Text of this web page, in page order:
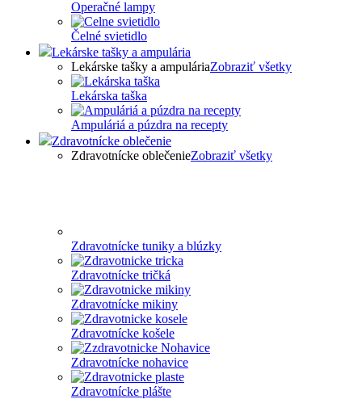
Operačné lampy
Čelné svietidlo
Lekárske tašky a ampulária
Lekárske tašky a ampuláriaZobraziť všetky
Lekárska taška
Ampuláriá a púzdra na recepty
Zdravotnícke oblečenie
Zdravotnícke oblečenieZobraziť všetky
Zdravotnícke tuniky a blúzky
Zdravotnícke tričká
Zdravotnícke mikiny
Zdravotnícke košele
Zdravotnícke nohavice
Zdravotnícke plášte